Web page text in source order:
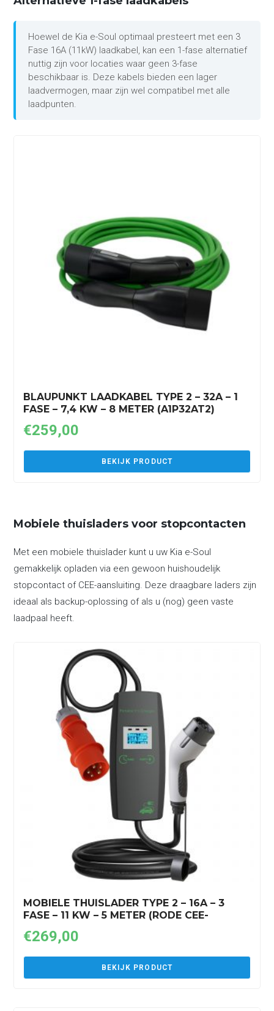
Hoewel de Kia e-Soul optimaal presteert met een 3
Fase 16A (11kW) laadkabel, kan een 1-fase alternatief
nuttig zijn voor locaties waar geen 3-fase
beschikbaar is. Deze kabels bieden een lager
laadvermogen, maar zijn wel compatibel met alle
laadpunten.
BLAUPUNKT LAADKABEL TYPE 2 – 32A – 1
FASE – 7,4 KW – 8 METER (A1P32AT2)
€259,00
BEKIJK PRODUCT
Mobiele thuisladers voor stopcontacten
Met een mobiele thuislader kunt u uw Kia e-Soul
gemakkelijk opladen via een gewoon huishoudelijk
stopcontact of CEE-aansluiting. Deze draagbare laders zijn
ideaal als backup-oplossing of als u (nog) geen vaste
laadpaal heeft.
MOBIELE THUISLADER TYPE 2 – 16A – 3
FASE – 11 KW – 5 METER (RODE CEE-
€269,00
BEKIJK PRODUCT